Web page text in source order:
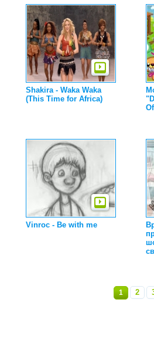
Shakira - Waka Waka
(This Time for Africa)
Vinroc - Be with me
1 2